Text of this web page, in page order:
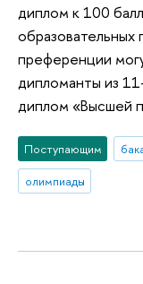
диплом к 100
преференции
дипломанты из
диплом «Высшей
Поступающим
олимпиады